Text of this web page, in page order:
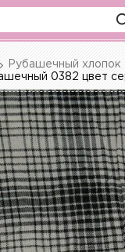
Рубашечный хлопок
0382 цвет